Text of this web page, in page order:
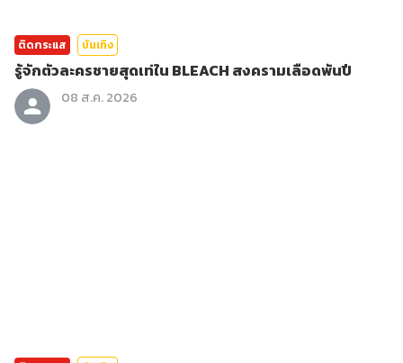
ติดกระแส บันเทิง
รู้จักตัวละครชายสุดเท่ใน BLEACH สงครามเลือดพันปี
08 ส.ค. 2026